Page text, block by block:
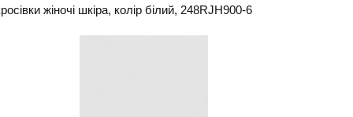
жіночі шкіра, колір білий, 248RJH900-6